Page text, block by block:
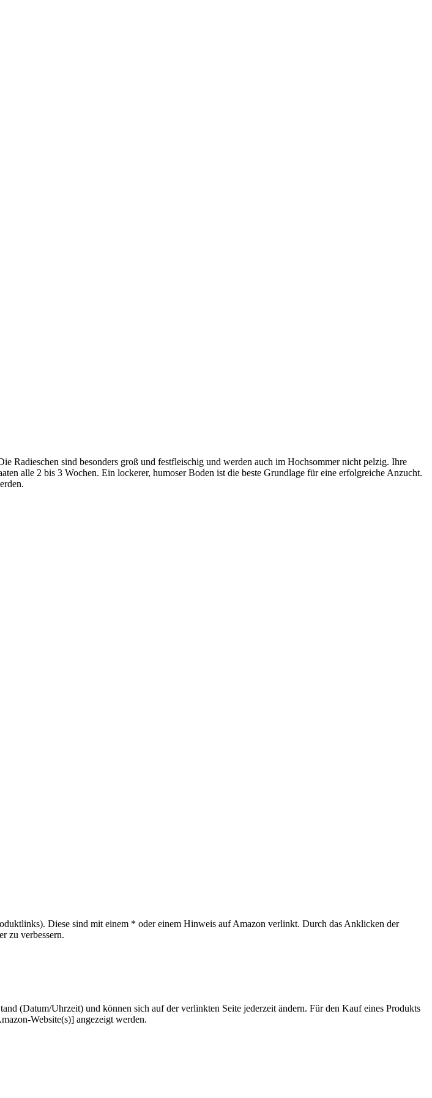
Radieschen sind besonders groß und festfleischig und werden auch im Hochsommer nicht pelzig. Ihre
alle 2 bis 3 Wochen. Ein lockerer, humoser Boden ist die beste Grundlage für eine erfolgreiche Anzucht.
Diese sind mit einem * oder einem Hinweis auf Amazon verlinkt. Durch das Anklicken der
zu verbessern.
(Datum/Uhrzeit) und können sich auf der verlinkten Seite jederzeit ändern. Für den Kauf eines Produkts
Website(s)] angezeigt werden.